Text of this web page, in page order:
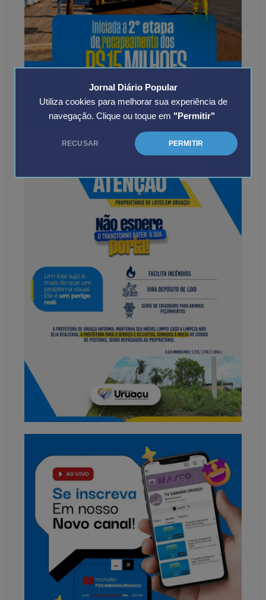
Jornal Diário Popular
Utiliza cookies para melhorar sua experiência de
navegação. Clique ou toque em "Permitir"
RECUSAR PERMITIR